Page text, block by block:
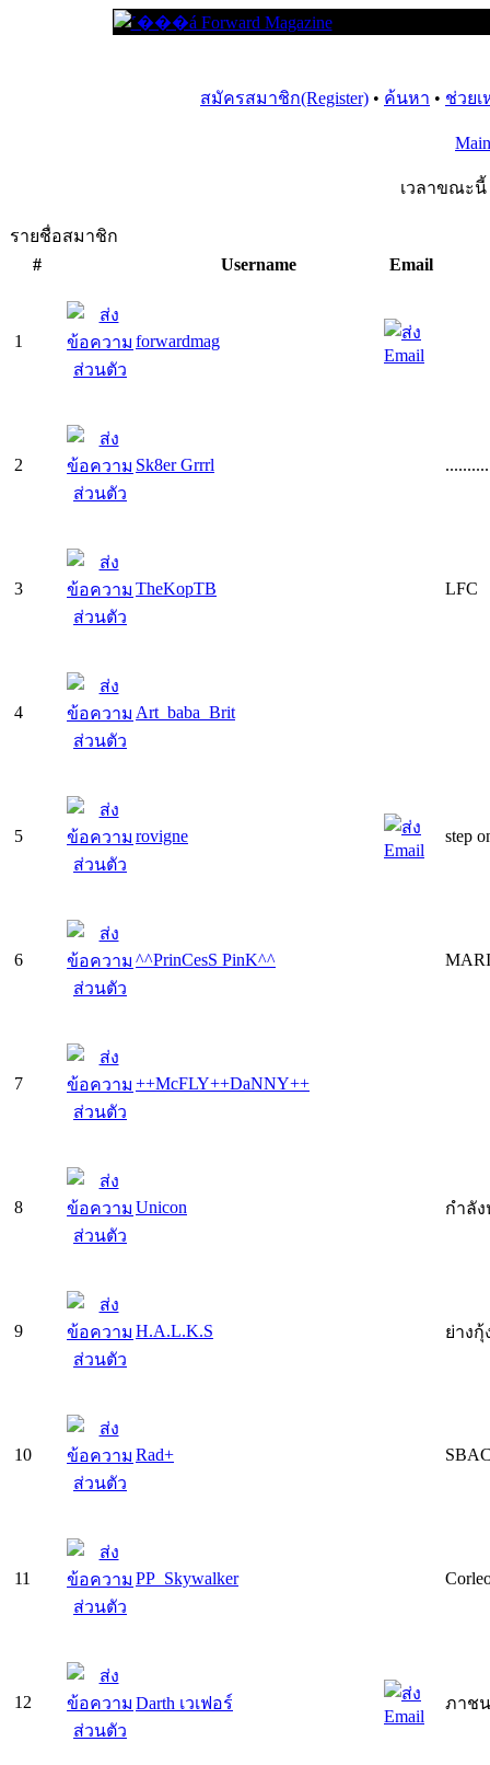
สมัครสมาชิก(Register) • ค้นหา • ช่วยเ
Main
เวลาขณะนี้
รายชื่อสมาชิก
#
Username Email
1 forwardmag
2 Sk8er Grrrl
3 TheKopTB LFC
4 Art_baba_Brit
5 rovigne step
6 ^^PrinCesS PinK^^
7 ++McFLY++DaNNY++
8 Unicon กำลั
9 H.A.L.K.S ย่าง
10 Rad+
11 PP_Skywalker
12 Darth เวเฟอร์ ภาช